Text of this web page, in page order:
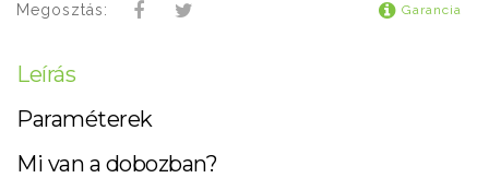
Megosztás: Garancia
Leírás
Paraméterek
Mi van a dobozban?